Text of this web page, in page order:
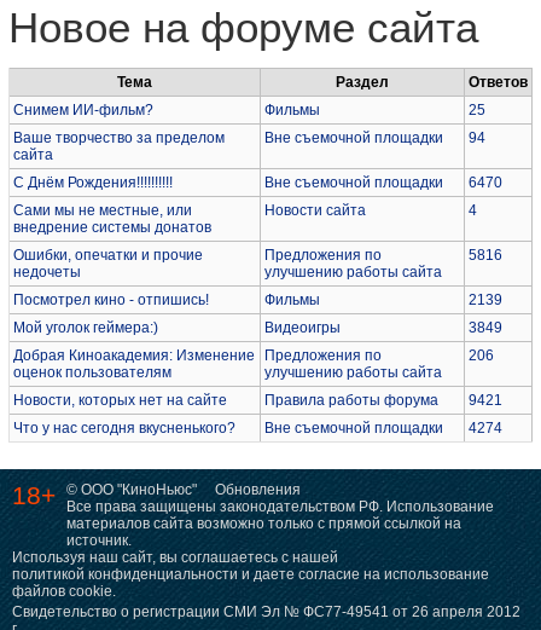
Новое на форуме сайта
Тема Раздел
Ответов
Снимем ИИ-фильм?
Фильмы
25
Ваше творчество за пределом
сайта
Вне съемочной площадки 94
С Днём Рождения!!!!!!!!!! Вне съемочной площадки
6470
Сами мы не местные, или
внедрение системы донатов
Новости сайта 4
Ошибки, опечатки и прочие
недочеты
Предложения по
улучшению работы сайта
5816
Посмотрел кино - отпишись! Фильмы
2139
Мой уголок геймера:)
Видеоигры
3849
Добрая Киноакадемия: Изменение
оценок пользователям
Предложения по
улучшению работы сайта
206
Новости, которых нет на сайте Правила работы форума
9421
Что у нас сегодня вкусненького?
Вне съемочной площадки 4274
18+ © ООО "КиноНьюс"
Обновления
Все права защищены законодательством РФ. Использование
материалов сайта возможно только с прямой ссылкой на
источник.
Используя наш сайт, вы соглашаетесь с нашей
политикой конфиденциальности и даете согласие на использование
файлов cookie.
Свидетельство о регистрации СМИ Эл № ФС77-49541 от 26 апреля 2012